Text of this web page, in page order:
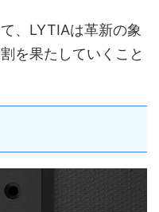
、LYTIAは革新の象
を果たしていくこと